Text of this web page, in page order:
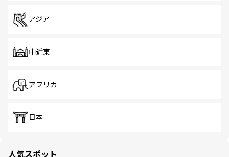
アジア
中近東
アフリカ
日本
人気スポット